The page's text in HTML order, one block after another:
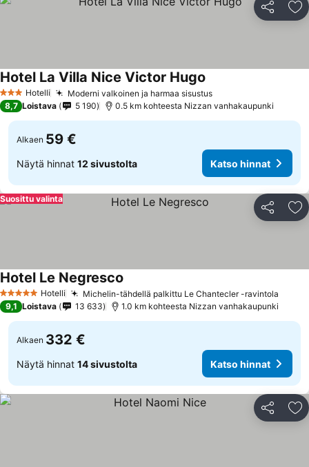
Jaa
3 Tähtiluokitus
Hotelli Moderni valkoinen ja harmaa sisustus
Hotel La Villa Nice Victor Hugo
8,7 Loistava 5 190 0.5 km kohteesta Nizzan vanhakaupunki
Alkaen 59 €
Näytä hinnat 12 sivustolta Katso hinnat
Jaa
Suosittu valinta
5 Tähtiluokitus
Hotelli Michelin-tähdellä palkittu Le Chantecler -ravintola
Hotel Le Negresco
9,1 Loistava 13 633 1.0 km kohteesta Nizzan vanhakaupunki
Alkaen 332 €
Näytä hinnat 14 sivustolta Katso hinnat
Jaa